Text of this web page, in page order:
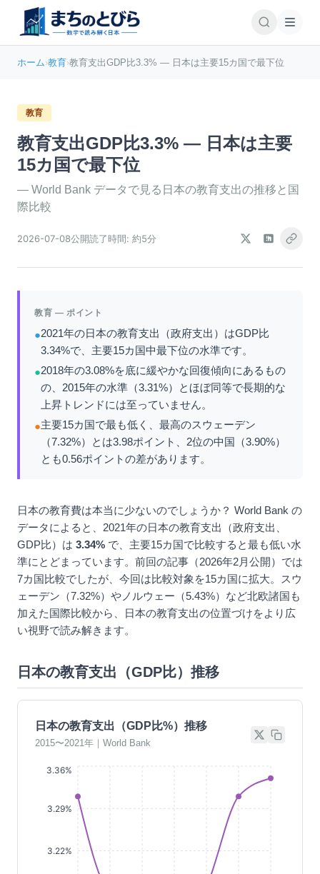
ホーム›教育›教育支出GDP比3.3% — 日本は主要15カ国で最下位
教育
教育支出GDP比3.3% — 日本は主要
15カ国で最下位
— World Bank データで見る日本の教育支出の推移と国
際比較
2026-07-08公開読了時間: 約5分
教育 — ポイント
●2021年の日本の教育支出（政府支出）はGDP比
3.34%で、主要15カ国中最下位の水準です。
●2018年の3.08%を底に緩やかな回復傾向にあるもの
の、2015年の水準（3.31%）とほぼ同等で長期的な
上昇トレンドには至っていません。
●主要15カ国で最も低く、最高のスウェーデン
（7.32%）とは3.98ポイント、2位の中国（3.90%）
とも0.56ポイントの差があります。
日本の教育費は本当に少ないのでしょうか？ World Bank の
データによると、2021年の日本の教育支出（政府支出、
GDP比）は 3.34% で、主要15カ国で比較すると最も低い水
準にとどまっています。前回の記事（2026年2月公開）では
7カ国比較でしたが、今回は比較対象を15カ国に拡大。スウ
ェーデン（7.32%）やノルウェー（5.43%）など北欧諸国も
加えた国際比較から、日本の教育支出の位置づけをより広
い視野で読み解きます。
日本の教育支出（GDP比）推移
日本の教育支出（GDP比%）推移
2015〜2021年｜World Bank
3.22%
3.29%
3.36%